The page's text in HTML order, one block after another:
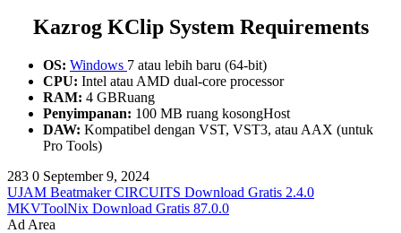
Kazrog KClip System Requirements
OS: Windows 7 atau lebih baru (64-bit)
CPU: Intel atau AMD dual-core processor
RAM: 4 GBRuang
Penyimpanan: 100 MB ruang kosongHost
DAW: Kompatibel dengan VST, VST3, atau AAX (untuk
Pro Tools)
283 0 September 9, 2024
UJAM Beatmaker CIRCUITS Download Gratis 2.4.0
MKVToolNix Download Gratis 87.0.0
Ad Area